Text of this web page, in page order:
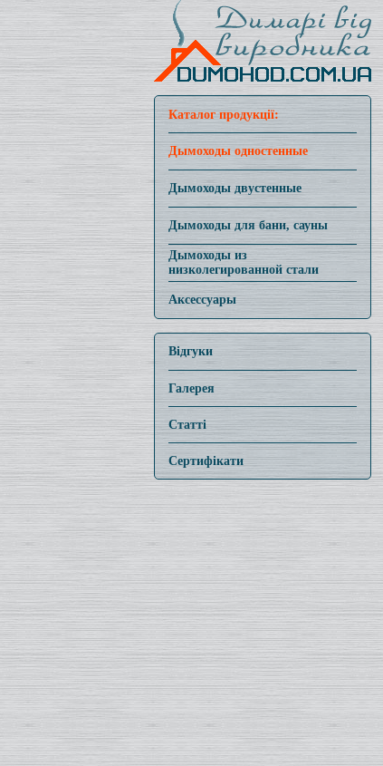
Каталог продукції:
Дымоходы одностенные
Дымоходы двустенные
Дымоходы для бани, сауны
Дымоходы из
низколегированной стали
Аксессуары
Відгуки
Галерея
Статті
Сертифікати